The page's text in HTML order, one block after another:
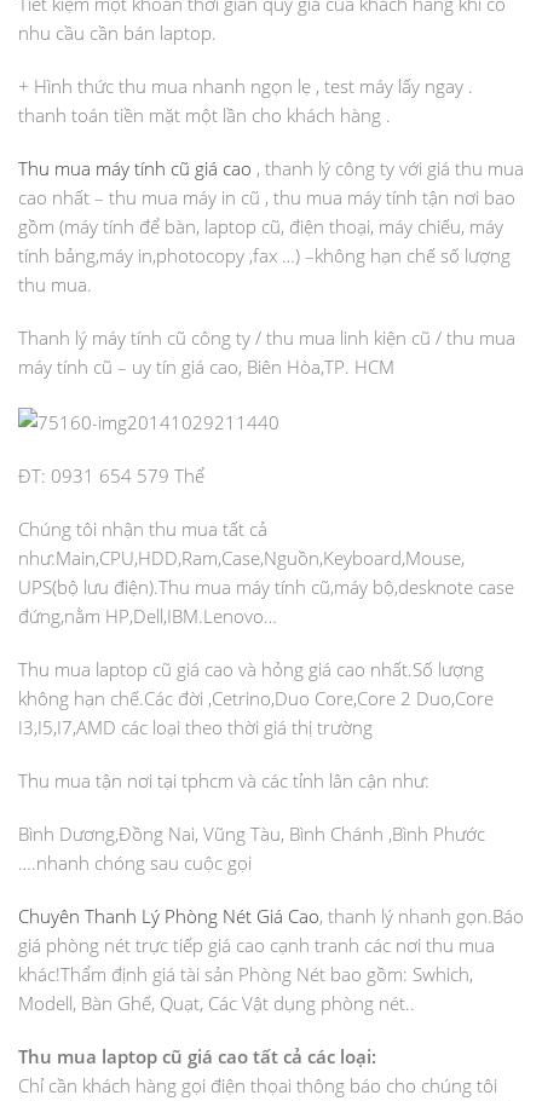
nhu cầu cần bán laptop.
+ Hình thức thu mua nhanh ngọn lẹ , test máy lấy ngay .
thanh toán tiền mặt một lần cho khách hàng .
Thu mua máy tính cũ giá cao , thanh lý công ty với giá thu mua
cao nhất – thu mua máy in cũ , thu mua máy tính tận nơi bao
gồm (máy tính để bàn, laptop cũ, điện thoại, máy chiếu, máy
tính bảng,máy in,photocopy ,fax …) –không hạn chế số lượng
thu mua.
Thanh lý máy tính cũ công ty / thu mua linh kiện cũ / thu mua
máy tính cũ – uy tín giá cao, Biên Hòa,TP. HCM
ĐT: 0931 654 579 Thể
Chúng tôi nhận thu mua tất cả
như:Main,CPU,HDD,Ram,Case,Nguồn,Keyboard,Mouse,
UPS(bộ lưu điện).Thu mua máy tính cũ,máy bộ,desknote case
đứng,nằm HP,Dell,IBM.Lenovo…
Thu mua laptop cũ giá cao và hỏng giá cao nhất.Số lượng
không hạn chế.Các đời ,Cetrino,Duo Core,Core 2 Duo,Core
I3,I5,I7,AMD các loại theo thời giá thị trường
Thu mua tận nơi tại tphcm và các tỉnh lân cận như:
Bình Dương,Đồng Nai, Vũng Tàu, Bình Chánh ,Bình Phước
….nhanh chóng sau cuộc gọi
Chuyên Thanh Lý Phòng Nét Giá Cao, thanh lý nhanh gọn.Báo
giá phòng nét trực tiếp giá cao cạnh tranh các nơi thu mua
khác!Thẩm định giá tài sản Phòng Nét bao gồm: Swhich,
Modell, Bàn Ghế, Quạt, Các Vật dụng phòng nét..
Thu mua laptop cũ giá cao tất cả các loại:
Chỉ cần khách hàng gọi điện thọai thông báo cho chúng tôi